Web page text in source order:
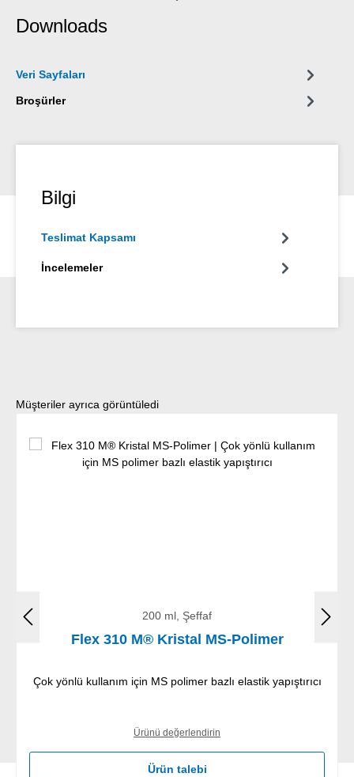
Downloads
Veri Sayfaları
Broşürler
Bilgi
Teslimat Kapsamı
İncelemeler
Ürün galerisini atla
Müşteriler ayrıca görüntüledi
200 ml, Şeffaf
Flex 310 M® Kristal MS-Polimer
Çok yönlü kullanım için MS polimer bazlı elastik yapıştırıcı
Ürünü değerlendirin
Ürün talebi